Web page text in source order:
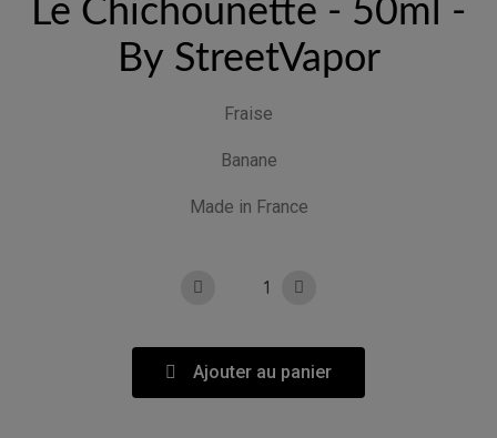
Le Chichounette - 50ml -
By StreetVapor
Fraise
Banane
Made in France
Ajouter au panier